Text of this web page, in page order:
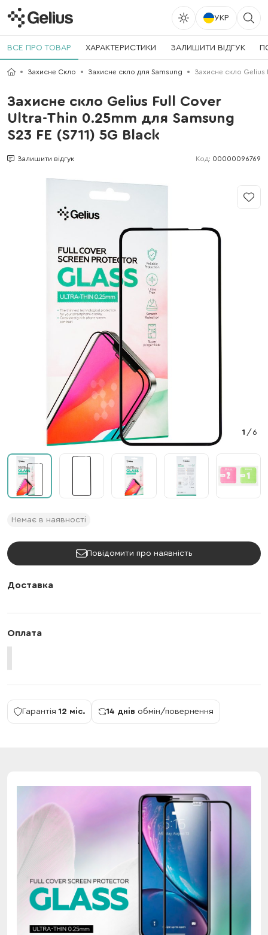
УКР
ВСЕ ПРО ТОВАР ХАРАКТЕРИСТИКИ ЗАЛИШИТИ ВІДГУК
Захисне Скло Захисне скло для Samsung Захисне скло Gelius
Захисне скло Gelius Full Cover
Ultra-Thin 0.25mm для Samsung
S23 FE (S711) 5G Black
Залишити відгук Код: 00000096769
1 / 6
Немає в наявності
Повідомити про наявність
Доставка
Оплата
Гарантія 12 міс. 14 днів обмін/повернення